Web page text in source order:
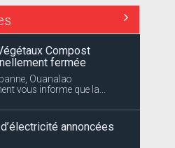
Compost
fermée
Ouanalao
vous informe que la...
annoncées